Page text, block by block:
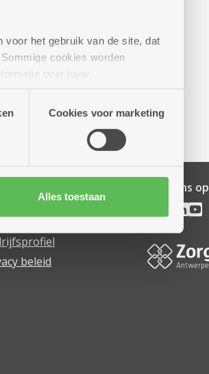
voor het gebruik van de site, dat
cookies worden
over jouw
partners kunnen deze gegevens
Cookies voor marketing
Alles toestaan
beleid
Volg ons op